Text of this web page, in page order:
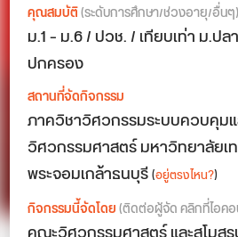
คุณสมบัติ(ระดับการศึกษา/ช่วงอายุ/อื่นๆ)
ม.1 – ม.6 / ปวช. / เทียบเท่า ม.
ปกครอง
สถานที่จัดกิจกรรม
ภาควิชาวิศวกรรมระบบควบคุม
วิศวกรรมศาสตร์ มหาวิทยาลัยเ
พระจอมเกล้าธนบุรี(อยู่ตรงไหน?)
กิจกรรมนี้จัดโดย(ติดต่อผู้จัด คลิกที่ไอค